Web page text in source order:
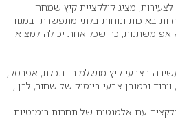
מציג קולקציית קיץ שמחה
באיכות ונוחות בלתי מתפשרת ובמגוון
אפ משתנות, כך שכל אחת יכולה למצוא
בצבעי קיץ מושלמים: תכלת, אפרסק,
וכמובן צבעי בייסיק של שחור, לבן ,
עם אלמנטים של תחרות רומנטיות